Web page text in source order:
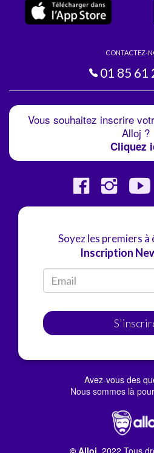
CONTACTEZ-
01 85 61
Vous souhaitez inscrire
Alloj ?
Cliquez
Soyez les premiers
Inscription
Avez-vous des
Nous sommes là
© Alloj. 2022 Tous